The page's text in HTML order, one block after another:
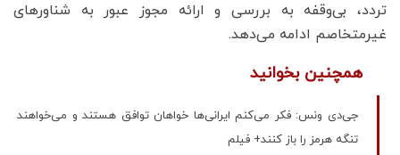
تردد، بی‌وقفه به بررسی و ارائه مجوز عبور به شناورهای
غیرمتخاصم ادامه می‌دهد.
همچنین بخوانید
جی‌دی ونس: فکر می‌کنم ایرانی‌ها خواهان توافق هستند و می‌خواهند
تنگه هرمز را باز کنند+ فیلم